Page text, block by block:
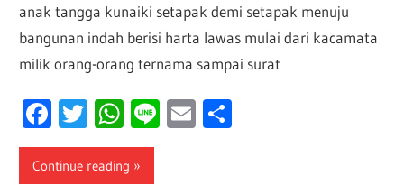
anak tangga kunaiki setapak demi setapak menuju
bangunan indah berisi harta lawas mulai dari kacamata
milik orang-orang ternama sampai surat
Facebook
Twitter
WhatsApp
LineEmail
Continue reading